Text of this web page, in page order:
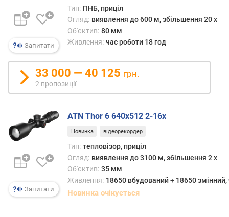
г
и
д
о
д
е
ш
е
и
х
з
а
і
д
г
Запитати
Тип: ПНБ, приціл
Огляд: виявлення до 600 м, збільшення 20 x
Об'єктив: 80 мм
Живлення: час роботи 18 год
33 000 — 40 125 грн.
2 пропозиції
Запитати
ATN Thor 6 640x512 2-16x
Новинка відеорекордер
Тип: тепловізор, приціл
Огляд: виявлення до 3100 м, збільшення 2 x
Об'єктив: 35 мм
Живлення: 18650 вбудований + 18650 змінний,
Новинка очікується